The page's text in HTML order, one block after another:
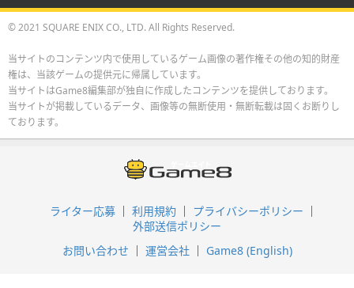
© 2021 SQUARE ENIX CO., LTD. All Rights Reserved.
当サイトのコンテンツ内で使用しているゲーム画像の著作権その他の知的財産
権は、当該ゲームの提供元に帰属しています。
当サイトはGame8編集部が独自に作成したコンテンツを提供しております。
当サイトが掲載しているデータ、画像等の無断使用・無断転載は固くお断りし
ております。
ライター応募 利用規約
プライバシーポリシー
外部送信ポリシー
お問い合わせ
運営会社 Game8 (English)